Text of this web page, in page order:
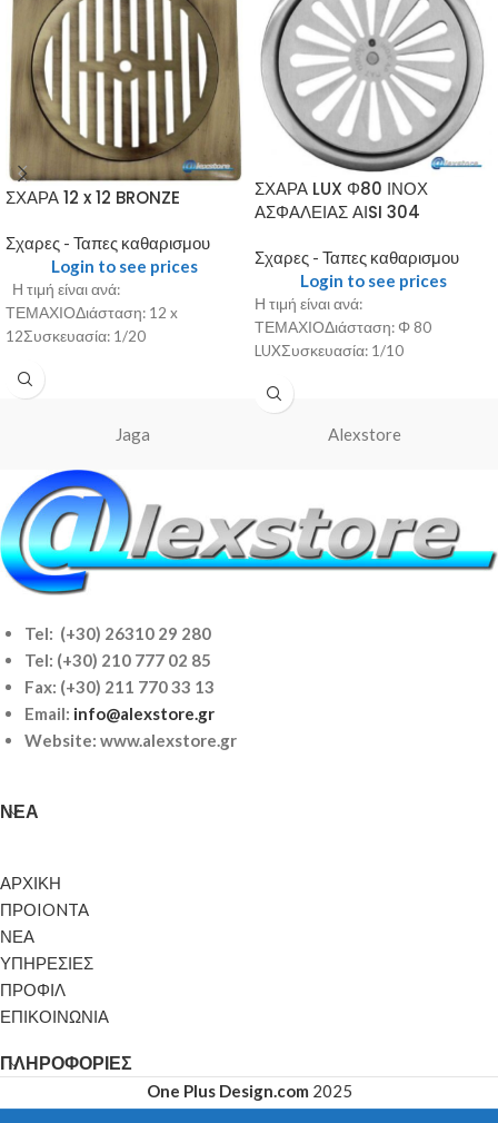
ΣΧΑΡΑ 12 x 12 BRONZE
Σχαρες - Ταπες καθαρισμου
Login to see prices
Η τιμή είναι ανά:
ΤΕΜΑΧΙΟΔιάσταση: 12 x
12Συσκευασία: 1/20
ΣΧΑΡΑ LUX Φ80 ΙΝΟΧ
ΑΣΦΑΛΕΙΑΣ ΑΙSI 304
Σχαρες - Ταπες καθαρισμου
Login to see prices
Η τιμή είναι ανά:
ΤΕΜΑΧΙΟΔιάσταση: Φ 80
LUXΣυσκευασία: 1/10
Jaga Alexstore
Tel: (+30) 26310 29 280
Tel: (+30) 210 777 02 85
Fax: (+30) 211 770 33 13
Email: info@alexstore.gr
Website: www.alexstore.gr
ΝΈΑ
ΑΡΧΙΚΗ
ΠΡΟIONTA
ΝΕΑ
ΥΠΗΡΕΣΙΕΣ
ΠΡΟΦΙΛ
ΕΠΙΚΟΙΝΩΝΙΑ
ΠΛΗΡΟΦΟΡΊΕΣ
One Plus Design.com 2025